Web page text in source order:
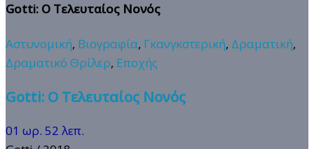
Gotti: Ο Τελευταίος Νονός
Αστυνομική, Βιογραφία, Γκανγκστερική, Δραματική,
Δραματικό Θρίλερ, Εποχής
Gotti: Ο Τελευταίος Νονός
01 ωρ. 52 λεπ.